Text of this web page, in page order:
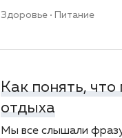
Здоровье Питание
Как понять, что
отдыха
Мы все слышали